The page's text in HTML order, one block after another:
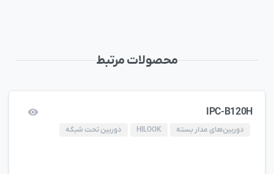
محصولات مرتبط
IPC-B120H
دوربین‌های مدار بسته HILOOK دوربین تحت شبکه